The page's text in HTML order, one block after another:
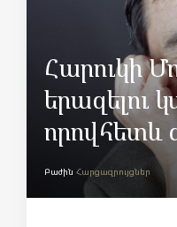
Հարուկի
երազելու
որովհետև
Բաժին Հարցազրույցներ